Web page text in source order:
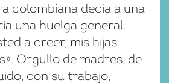
colombiana decía a una
una huelga general:
a creer, mis hijas
Orgullo de madres, de
con su trabajo,